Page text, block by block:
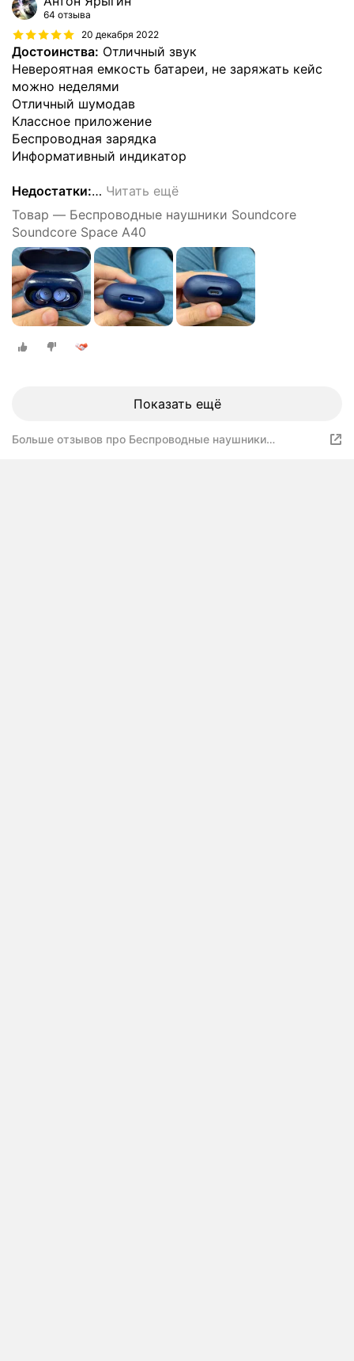
64 отзыва
20 декабря 2022
Достоинства: Отличный звук
Невероятная емкость батареи, не заряжать кейс
можно неделями
Отличный шумодав
Классное приложение
Беспроводная зарядка
Информативный индикатор
Недостатки:… Читать ещё
Товар — Беспроводные наушники Soundcore
Soundcore Space A40
Показать ещё
Больше отзывов про Беспроводные наушники